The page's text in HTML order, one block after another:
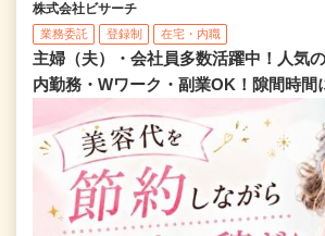
株式会社ビサーチ
業務委託 登録制 在宅・内職
主婦（夫）・会社員多数活躍中！人気
内勤務・Wワーク・副業OK！隙間時